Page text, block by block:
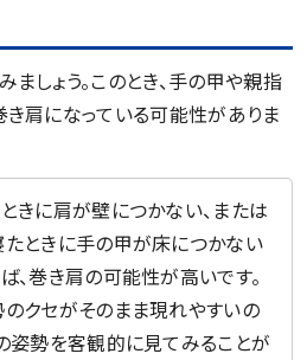
しょう。このとき、手の甲や親指
肩になっている可能性がありま
きに肩が壁につかない、または
ときに手の甲が床につかない
、巻き肩の可能性が高いです。
クセがそのまま現れやすいの
姿勢を客観的に見てみることが